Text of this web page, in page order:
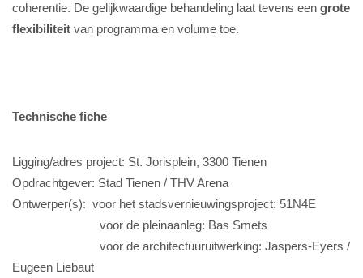
coherentie. De gelijkwaardige behandeling laat tevens een grote
flexibiliteit van programma en volume toe.
Technische fiche
Ligging/adres project: St. Jorisplein, 3300 Tienen
Opdrachtgever: Stad Tienen / THV Arena
Ontwerper(s): voor het stadsvernieuwingsproject: 51N4E
voor de pleinaanleg: Bas Smets
voor de architectuuruitwerking: Jaspers-Eyers /
Eugeen Liebaut